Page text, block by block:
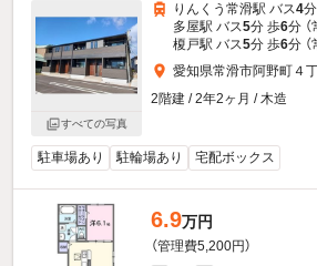
すべての写真
りんくう常滑駅 バス4
多屋駅 バス5分 歩6分 （
榎戸駅 バス5分 歩6分 （
愛知県常滑市阿野町４
2階建 / 2年2ヶ月 / 木造
駐車場あり 駐輪場あり 宅配ボックス
6.9万円
（管理費5,200円）